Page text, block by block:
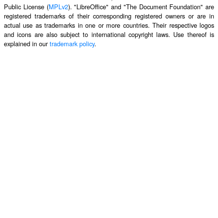
Public License (MPLv2). "LibreOffice" and "The Document Foundation" are
registered trademarks of their corresponding registered owners or are in
actual use as trademarks in one or more countries. Their respective logos
and icons are also subject to international copyright laws. Use thereof is
explained in ourtrademark policy.